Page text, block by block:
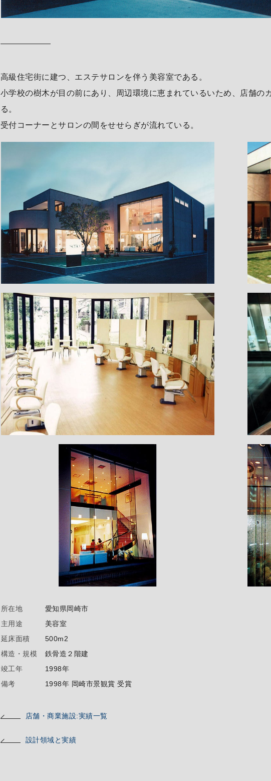
高級住宅街に建つ、エステサロンを伴う美容室である。
小学校の樹木が目の前にあり、周辺環境に恵まれているいため、店舗の
る。
受付コーナーとサロンの間をせせらぎが流れている。
所在地
愛知県岡崎市
主用途
美容室
延床面積
500m2
構造・規模
鉄骨造２階建
竣工年
1998年
備考
1998年 岡崎市景観賞 受賞
店舗・商業施設:実績一覧
設計領域と実績